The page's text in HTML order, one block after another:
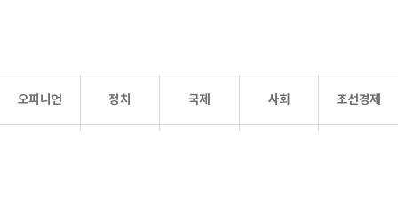
오피니언 정치 국제 사회 조선경제